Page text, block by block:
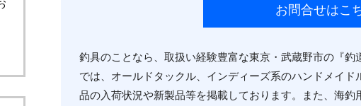
お問合せはこ
釣具のことなら、取扱い経験豊富な東京・武蔵野市の『
では、オールドタックル、インディーズ系のハンドメイ
品の入荷状況や新製品等を掲載しております。また、海